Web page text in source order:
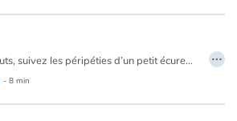
Avec Nuts, suivez les péripéties d’un petit écureuil espiègle !
- 8 min
…